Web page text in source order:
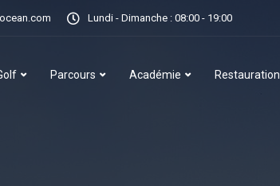
Lundi - Dimanche : 08:00 - 19:00
Parcours Académie Restauration